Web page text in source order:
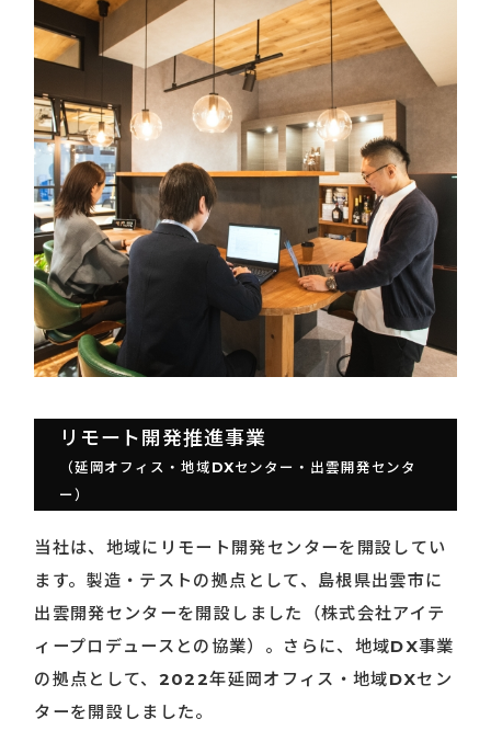
リモート開発推進事業
（延岡オフィス・地域DXセンター・出雲開発センタ
ー）
当社は、地域にリモート開発センターを開設してい
ます。 製造・テストの拠点として、島根県出雲市に
出雲開発センターを開設しました（株式会社アイテ
ィープロデュースとの協業）。 さらに、地域DX事業
の拠点として、2022年延岡オフィス・地域DXセン
ターを開設しました。